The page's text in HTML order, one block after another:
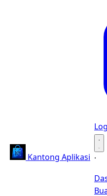
Kantong Aplikasi
·
·